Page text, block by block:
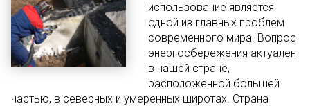
использование является
одной из главных проблем
современного мира. Вопрос
энергосбережения актуален
в нашей стране,
расположенной большей
частью, в северных и умеренных широтах. Страна